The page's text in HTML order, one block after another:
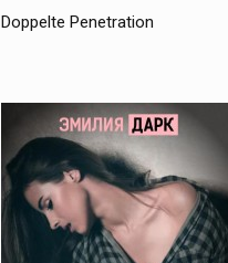
Doppelte Penetration